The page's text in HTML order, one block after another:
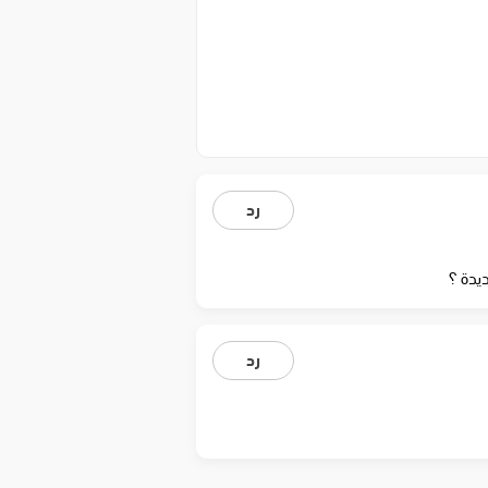
رد
؟
رد